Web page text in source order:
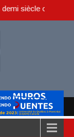
ou dans un an